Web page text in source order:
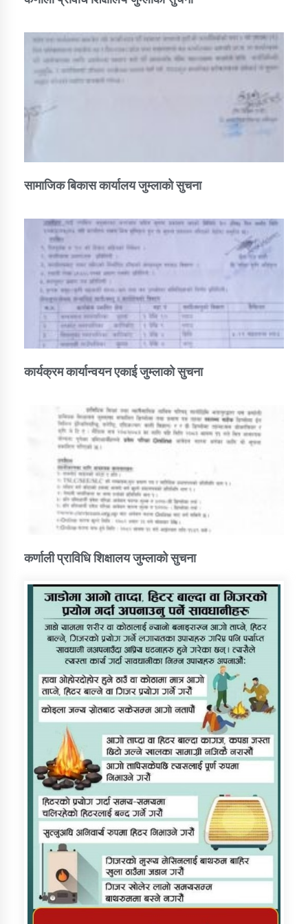
सामाजिक बिकास कार्यालय जुम्लाकाे सुचना
कार्यक्रम कार्यान्वयन एकाई जुम्लाको सुचना
कर्णाली प्राविधि शिक्षालय जुम्लाको सुचना